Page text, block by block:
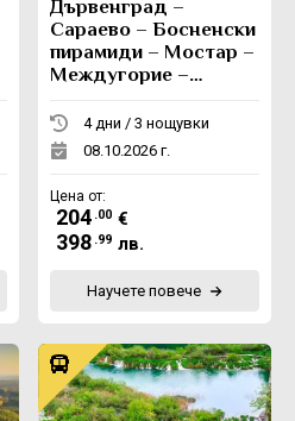
Дървенград –
Сараево – Босненски
пирамиди – Мостар –
Междугорие –
Каменград4 дни / 3 нощувки
08.10.2026 г.
Цена от:
204 .00 €
398 .99 лв.
Научете повече